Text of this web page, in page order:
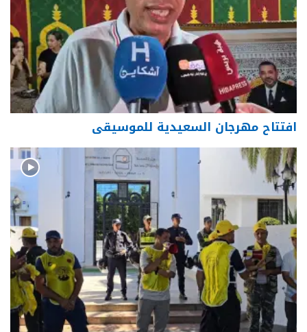
افتتاح مهرجان السعيدية للموسيقى